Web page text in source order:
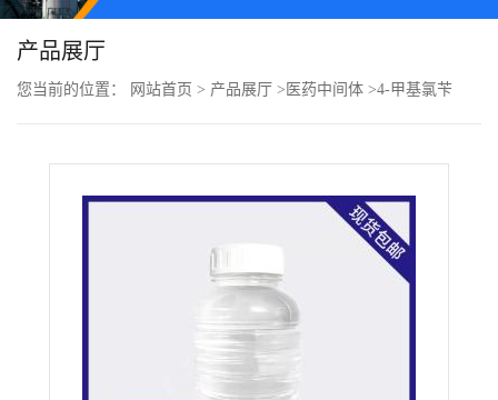
页
公
产品展厅
您当前的位置： 网站首页 > 产品展厅 > 医药中间体 >4-甲基氯苄